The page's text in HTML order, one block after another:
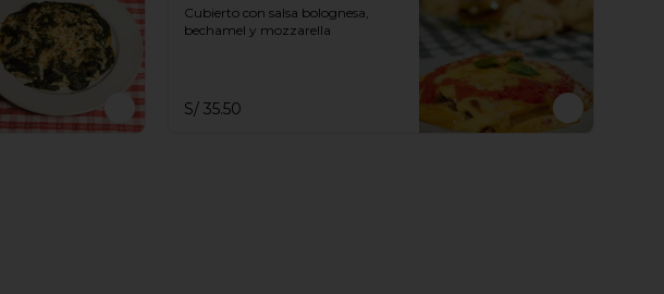
Cubierto con salsa bolognesa,
bechamel y mozzarella
S/ 35.50